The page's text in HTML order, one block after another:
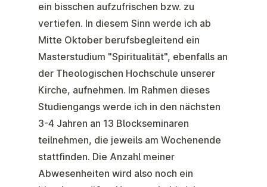
ein bisschen aufzufrischen bzw. zu
vertiefen. In diesem Sinn werde ich ab
Mitte Oktober berufsbegleitend ein
Masterstudium "Spiritualität", ebenfalls an
der Theologischen Hochschule unserer
Kirche, aufnehmen. Im Rahmen dieses
Studiengangs werde ich in den nächsten
3-4 Jahren an 13 Blockseminaren
teilnehmen, die jeweils am Wochenende
stattfinden. Die Anzahl meiner
Abwesenheiten wird also noch ein